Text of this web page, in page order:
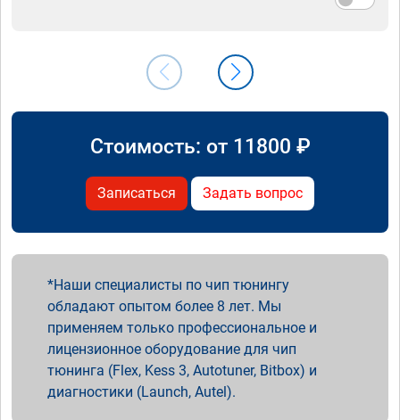
Стоимость: от 11800 ₽
Записаться Задать вопрос
Наши специалисты по чип тюнингу
обладают опытом более 8 лет. Мы
применяем только профессиональное и
лицензионное оборудование для чип
тюнинга (Flex, Kess 3, Autotuner, Bitbox) и
диагностики (Launch, Autel).